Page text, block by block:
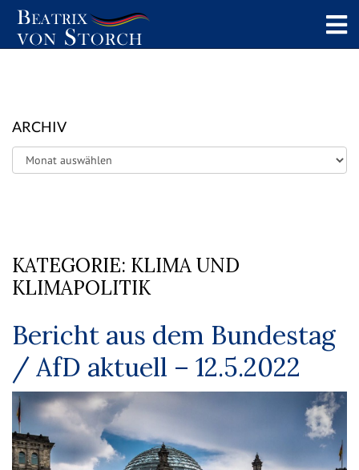
ARCHIV
Archiv
KATEGORIE: KLIMA UND
KLIMAPOLITIK
Bericht aus dem Bundestag
/ AfD aktuell – 12.5.2022